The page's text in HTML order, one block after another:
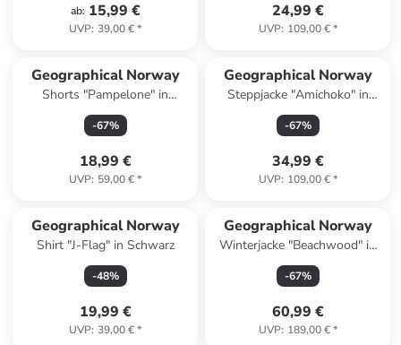
ab: 15,99 €
UVP: 39,00 €*
24,99 €
UVP: 109,00 €*
Geographical Norway
Shorts "Pampelone" in
Dunkelblau
-67%
18,99 €
UVP: 59,00 €*
Geographical Norway
Steppjacke "Amichoko" in
Dunkelblau
-67%
34,99 €
UVP: 109,00 €*
Geographical Norway
Shirt "J-Flag" in Schwarz
-48%
19,99 €
UVP: 39,00 €*
Geographical Norway
Winterjacke "Beachwood" in
Dunkelblau
-67%
60,99 €
UVP: 189,00 €*